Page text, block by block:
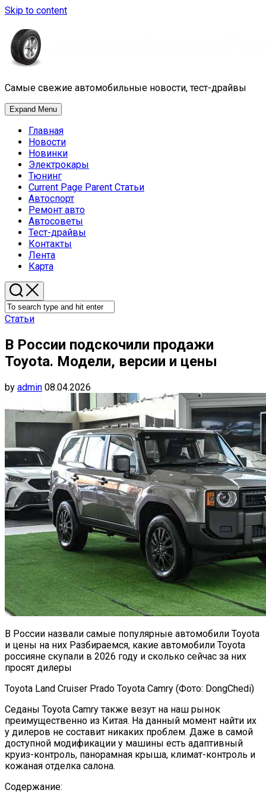
Skip to content
Самые свежие автомобильные новости, тест-драйвы
Expand Menu
Главная
Новости
Новинки
Электрокары
Тюнинг
Current Page Parent Статьи
Автоспорт
Ремонт авто
Автосоветы
Тест-драйвы
Контакты
Лента
Карта
Статьи
В России подскочили продажи
Toyota. Модели, версии и цены
by admin 08.04.2026
В России назвали самые популярные автомобили Toyota
и цены на них Разбираемся, какие автомобили Toyota
россияне скупали в 2026 году и сколько сейчас за них
просят дилеры
Toyota Land Cruiser Prado Toyota Camry (Фото: DongChedi)
Седаны Toyota Camry также везут на наш рынок
преимущественно из Китая. На данный момент найти их
у дилеров не составит никаких проблем. Даже в самой
доступной модификации у машины есть адаптивный
круиз-контроль, панорамная крыша, климат-контроль и
кожаная отделка салона.
Содержание: